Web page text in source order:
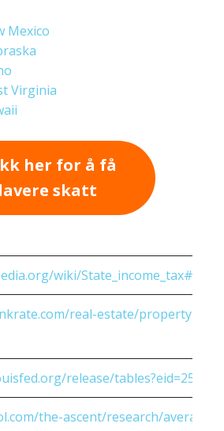
Mexico
Virginia
her for å få
lavere skatt
wiki/
real-estate/property-
release/
the-ascent/research/average-